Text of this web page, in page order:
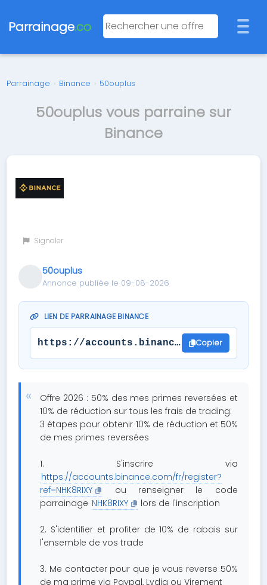
Parrainage.co
Parrainage › Binance › 50ouplus
50ouplus vous parraine sur
Binance
Signaler
50ouplus
Annonce publiée le 09-08-2026
LIEN DE PARRAINAGE BINANCE
https://accounts.binance.com/fr/
Copier
Offre 2026 : 50% des mes primes reversées et
10% de réduction sur tous les frais de trading.
3 étapes pour obtenir 10% de réduction et 50%
de mes primes reversées
1. S'inscrire via
https://accounts.binance.com/fr/register?
ref=NHK8RIXY
ou renseigner le code
parrainage NHK8RIXY lors de l'inscription
2. S'identifier et profiter de 10% de rabais sur
l'ensemble de vos trade
3. Me contacter pour que je vous reverse 50%
de ma prime via Paypal, Lydia ou Virement